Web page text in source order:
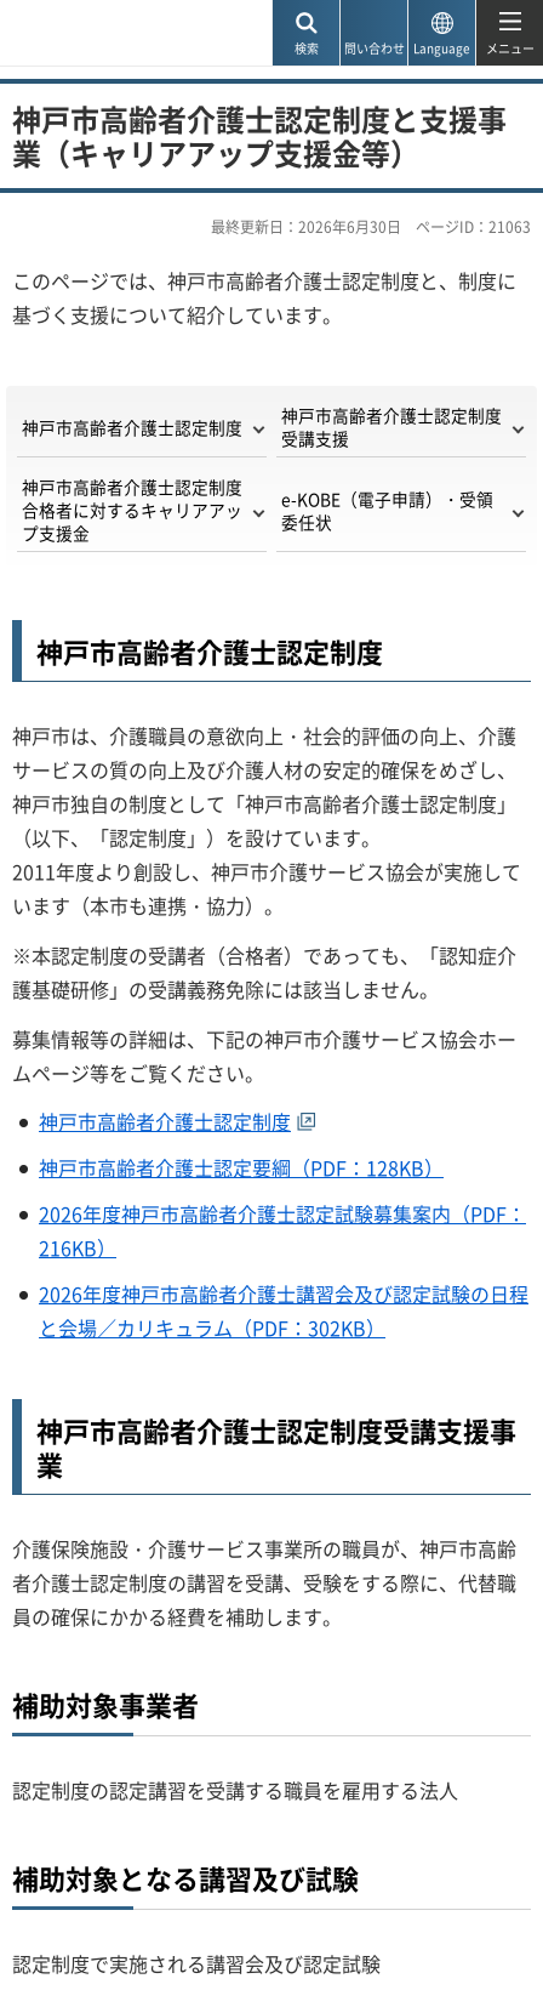
検索 問い合わせ Language メニュー
神戸市高齢者介護士認定制度と支援事
業（キャリアアップ支援金等）
最終更新日：2026年6月30日 ページID：21063
このページでは、神戸市高齢者介護士認定制度と、制度に
基づく支援について紹介しています。
神戸市高齢者介護士認定制度
神戸市高齢者介護士認定制度
受講支援
神戸市高齢者介護士認定制度
合格者に対するキャリアアッ
プ支援金
e-KOBE（電子申請）・受領
委任状
神戸市高齢者介護士認定制度
神戸市は、介護職員の意欲向上・社会的評価の向上、介護
サービスの質の向上及び介護人材の安定的確保をめざし、
神戸市独自の制度として「神戸市高齢者介護士認定制度」
（以下、「認定制度」）を設けています。
2011年度より創設し、神戸市介護サービス協会が実施して
います（本市も連携・協力）。
※本認定制度の受講者（合格者）であっても、「認知症介
護基礎研修」の受講義務免除には該当しません。
募集情報等の詳細は、下記の神戸市介護サービス協会ホー
ムページ等をご覧ください。
神戸市高齢者介護士認定制度
神戸市高齢者介護士認定要綱（PDF：128KB）
2026年度神戸市高齢者介護士認定試験募集案内（PDF：
216KB）
2026年度神戸市高齢者介護士講習会及び認定試験の日程
と会場／カリキュラム（PDF：302KB）
神戸市高齢者介護士認定制度受講支援事
業
介護保険施設・介護サービス事業所の職員が、神戸市高齢
者介護士認定制度の講習を受講、受験をする際に、代替職
員の確保にかかる経費を補助します。
補助対象事業者
認定制度の認定講習を受講する職員を雇用する法人
補助対象となる講習及び試験
認定制度で実施される講習会及び認定試験